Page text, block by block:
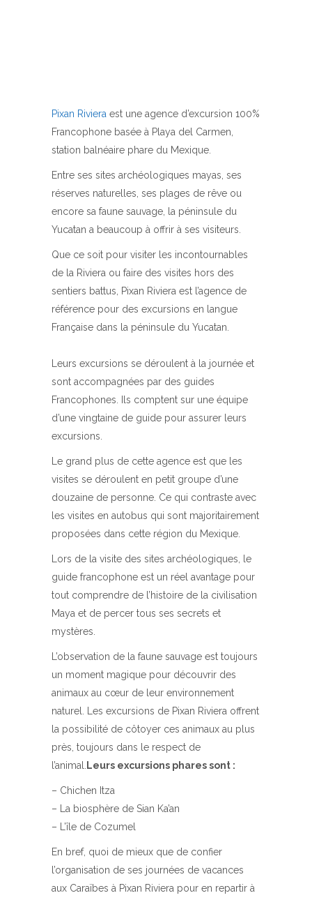
Pixan Riviera est une agence d’excursion 100%
Francophone basée à Playa del Carmen,
station balnéaire phare du Mexique.
Entre ses sites archéologiques mayas, ses
réserves naturelles, ses plages de rêve ou
encore sa faune sauvage, la péninsule du
Yucatan a beaucoup à offrir à ses visiteurs.
Que ce soit pour visiter les incontournables
de la Riviera ou faire des visites hors des
sentiers battus, Pixan Riviera est l’agence de
référence pour des excursions en langue
Française dans la péninsule du Yucatan.
Leurs excursions se déroulent à la journée et
sont accompagnées par des guides
Francophones. Ils comptent sur une équipe
d’une vingtaine de guide pour assurer leurs
excursions.
Le grand plus de cette agence est que les
visites se déroulent en petit groupe d’une
douzaine de personne. Ce qui contraste avec
les visites en autobus qui sont majoritairement
proposées dans cette région du Mexique.
Lors de la visite des sites archéologiques, le
guide francophone est un réel avantage pour
tout comprendre de l’histoire de la civilisation
Maya et de percer tous ses secrets et
mystères.
L’observation de la faune sauvage est toujours
un moment magique pour découvrir des
animaux au cœur de leur environnement
naturel. Les excursions de Pixan Riviera offrent
la possibilité de côtoyer ces animaux au plus
près, toujours dans le respect de
l’animal.
Leurs excursions phares sont :
– Chichen Itza
– La biosphère de Sian Ka’an
– L’île de Cozumel
En bref, quoi de mieux que de confier
l’organisation de ses journées de vacances
aux Caraïbes à Pixan Riviera pour en repartir à